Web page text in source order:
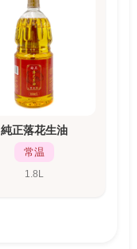
純正落花生油
常温
1.8L